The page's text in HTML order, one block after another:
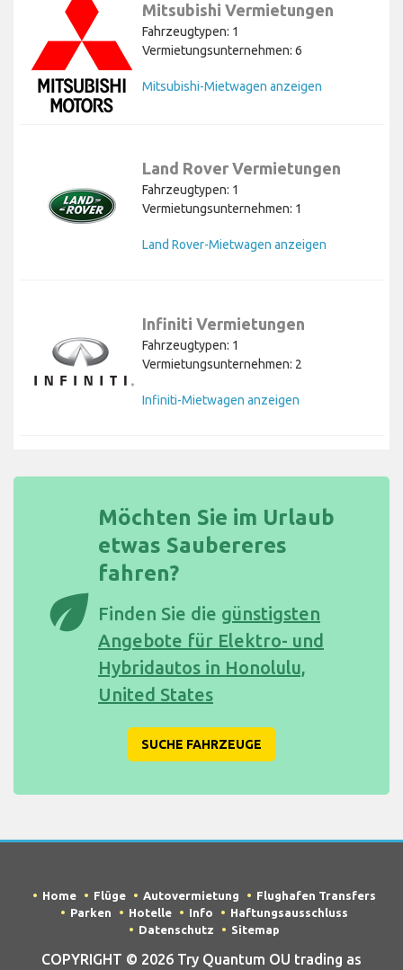
Mitsubishi Vermietungen
Fahrzeugtypen: 1
Vermietungsunternehmen: 6
Mitsubishi-Mietwagen anzeigen
Land Rover Vermietungen
Fahrzeugtypen: 1
Vermietungsunternehmen: 1
Land Rover-Mietwagen anzeigen
Infiniti Vermietungen
Fahrzeugtypen: 1
Vermietungsunternehmen: 2
Infiniti-Mietwagen anzeigen
eco
Möchten Sie im Urlaub
etwas Saubereres
fahren?
Finden Sie die günstigsten
Angebote für Elektro- und
Hybridautos in Honolulu,
United States
SUCHE FAHRZEUGE
Home Flüge Autovermietung
Flughafen Transfers
Parken
Hotelle Info
Haftungsausschluss
Datenschutz
Sitemap
COPYRIGHT © 2026 Try Quantum OU trading as